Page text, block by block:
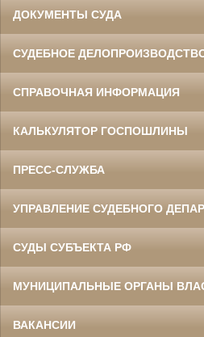
ДОКУМЕНТЫ СУДА
СУДЕБНОЕ
СПРАВОЧНАЯ ИНФОРМАЦИЯ
КАЛЬКУЛЯТОР ГОСПОШЛИНЫ
ПРЕСС-СЛУЖБА
УПРАВЛЕНИЕ СУДЕБНОГО
СУДЫ СУБЪЕКТА РФ
МУНИЦИПАЛЬНЫЕ ОРГАНЫ
ВАКАНСИИ